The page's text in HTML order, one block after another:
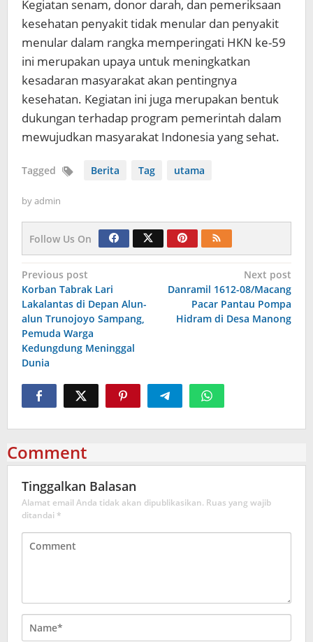
Kegiatan senam, donor darah, dan pemeriksaan
kesehatan penyakit tidak menular dan penyakit
menular dalam rangka memperingati HKN ke-59
ini merupakan upaya untuk meningkatkan
kesadaran masyarakat akan pentingnya
kesehatan. Kegiatan ini juga merupakan bentuk
dukungan terhadap program pemerintah dalam
mewujudkan masyarakat Indonesia yang sehat.
Tagged Berita Tag utama
byadmin
Follow Us On
Navigasi
pos
Previous post
Korban Tabrak Lari
Lakalantas di Depan Alun-
alun Trunojoyo Sampang,
Pemuda Warga
Kedungdung Meninggal
Dunia
Next post
Danramil 1612-08/Macang
Pacar Pantau Pompa
Hidram di Desa Manong
Comment
Tinggalkan Balasan
Alamat email Anda tidak akan dipublikasikan. Ruas yang wajib
ditandai *